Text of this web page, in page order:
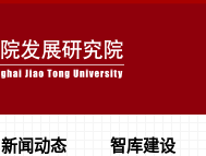
新闻动态 智库建设